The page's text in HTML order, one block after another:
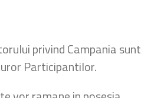
privind Campania sunt
Participantilor.